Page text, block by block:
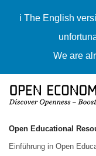
ℹ️ The English
We are
Open Educational
Einführung in Open